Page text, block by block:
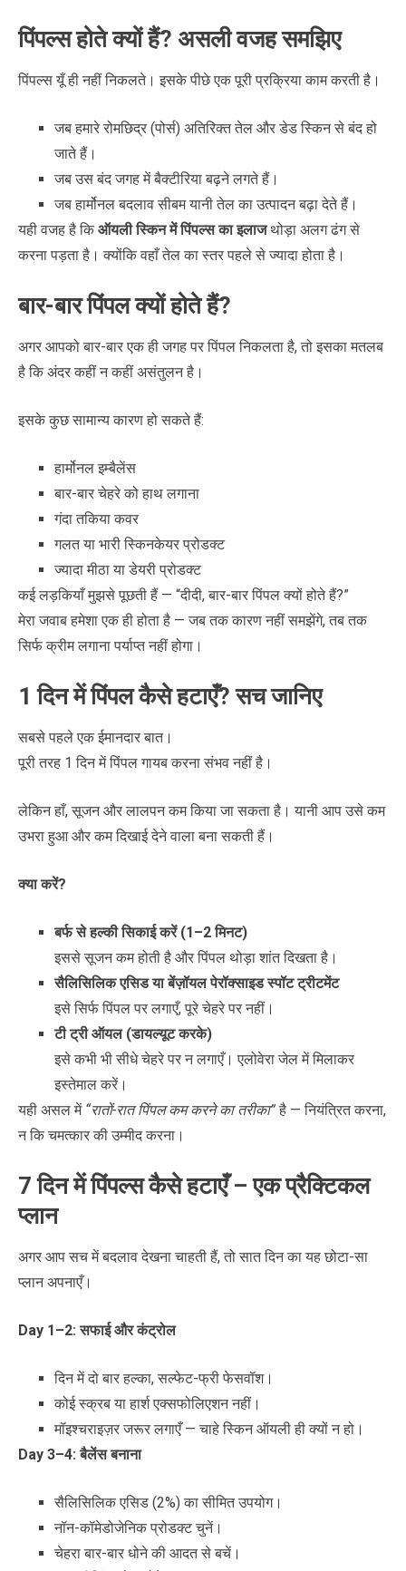
पिंपल्स होते क्यों हैं? असली वजह समझिए
पिंपल्स यूँ ही नहीं निकलते। इसके पीछे एक पूरी प्रक्रिया काम करती है।
जब हमारे रोमछिद्र (पोर्स) अतिरिक्त तेल और डेड स्किन से बंद हो
जाते हैं।
जब उस बंद जगह में बैक्टीरिया बढ़ने लगते हैं।
जब हार्मोनल बदलाव सीबम यानी तेल का उत्पादन बढ़ा देते हैं।
यही वजह है कि ऑयली स्किन में पिंपल्स का इलाजथोड़ा अलग ढंग से
करना पड़ता है। क्योंकि वहाँ तेल का स्तर पहले से ज्यादा होता है।
बार-बार पिंपल क्यों होते हैं?
अगर आपको बार-बार एक ही जगह पर पिंपल निकलता है, तो इसका मतलब
है कि अंदर कहीं न कहीं असंतुलन है।
इसके कुछ सामान्य कारण हो सकते हैं:
हार्मोनल इम्बैलेंस
बार-बार चेहरे को हाथ लगाना
गंदा तकिया कवर
गलत या भारी स्किनकेयर प्रोडक्ट
ज्यादा मीठा या डेयरी प्रोडक्ट
कई लड़कियाँ मुझसे पूछती हैं — “दीदी, बार-बार पिंपल क्यों होते हैं?”
मेरा जवाब हमेशा एक ही होता है — जब तक कारण नहीं समझेंगे, तब तक
सिर्फ क्रीम लगाना पर्याप्त नहीं होगा।
1 दिन में पिंपल कैसे हटाएँ? सच जानिए
सबसे पहले एक ईमानदार बात।
पूरी तरह 1 दिन में पिंपल गायब करना संभव नहीं है।
लेकिन हाँ, सूजन और लालपन कम किया जा सकता है। यानी आप उसे कम
उभरा हुआ और कम दिखाई देने वाला बना सकती हैं।
क्या करें?
बर्फ से हल्की सिकाई करें (1–2मिनट)
इससे सूजन कम होती है और पिंपल थोड़ा शांत दिखता है।
सैलिसिलिक एसिड या बेंज़ॉयल पेरॉक्साइड स्पॉट ट्रीटमेंट
इसे सिर्फ पिंपल पर लगाएँ, पूरे चेहरे पर नहीं।
टी ट्री ऑयल (डायल्यूट करके)
इसे कभी भी सीधे चेहरे पर न लगाएँ। एलोवेरा जेल में मिलाकर
इस्तेमाल करें।
यही असल में “रातों-रात पिंपल कम करने का तरीका”है — नियंत्रित करना,
न कि चमत्कार की उम्मीद करना।
7 दिन में पिंपल्स कैसे हटाएँ – एक प्रैक्टिकल
प्लान
अगर आप सच में बदलाव देखना चाहती हैं, तो सात दिन का यह छोटा-सा
प्लान अपनाएँ।
Day 1–2:सफाई और कंट्रोल
दिन में दो बार हल्का, सल्फेट-फ्री फेसवॉश।
कोई स्क्रब या हार्श एक्सफोलिएशन नहीं।
मॉइश्चराइज़र जरूर लगाएँ — चाहे स्किन ऑयली ही क्यों न हो।
Day 3–4:बैलेंस बनाना
सैलिसिलिक एसिड (2%) का सीमित उपयोग।
नॉन-कॉमेडोजेनिक प्रोडक्ट चुनें।
चेहरा बार-बार धोने की आदत से बचें।